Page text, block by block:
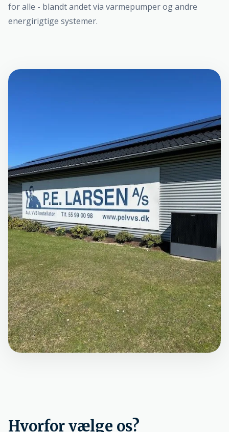
for alle - blandt andet via varmepumper og andre
energirigtige systemer.
Hvorfor vælge os?